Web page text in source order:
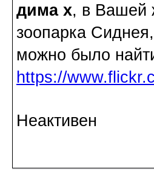
дима х, в Вашей
зоопарка
можно было
https://
Неактивен